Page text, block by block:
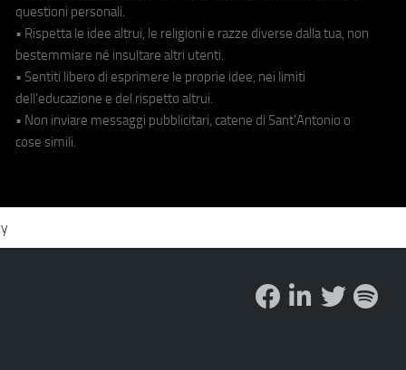
questioni personali.
• Rispetta le idee altrui, le religioni e razze diverse dalla tua, non
bestemmiare né insultare altri utenti.
• Sentiti libero di esprimere le proprie idee, nei limiti
dell'educazione e del rispetto altrui.
• Non inviare messaggi pubblicitari, catene di Sant'Antonio o
cose simili.